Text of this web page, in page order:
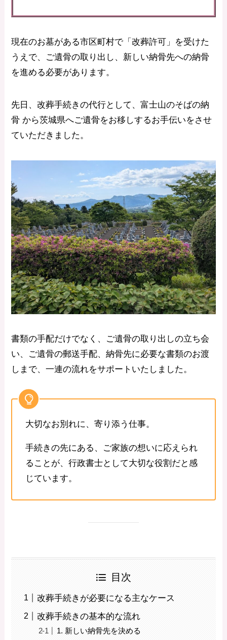
現在のお墓がある市区町村で「改葬許可」を受けた
うえで、ご遺骨の取り出し、新しい納骨先への納骨
を進める必要があります。
先日、改葬手続きの代行として、富士山のそばの納
骨 から茨城県へご遺骨をお移しするお手伝いをさせ
ていただきました。
書類の手配だけでなく、ご遺骨の取り出しの立ち会
い、ご遺骨の郵送手配、納骨先に必要な書類のお渡
しまで、一連の流れをサポートいたしました。
大切なお別れに、寄り添う仕事。
手続きの先にある、ご家族の想いに応えられ
ることが、行政書士として大切な役割だと感
じています。
目次
改葬手続きが必要になる主なケース
改葬手続きの基本的な流れ
1. 新しい納骨先を決める